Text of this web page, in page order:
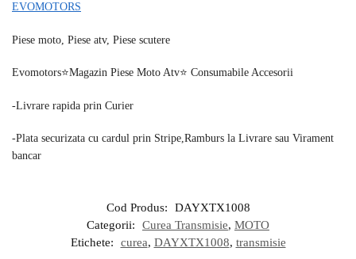
EVOMOTORS
Piese moto, Piese atv, Piese scutere
Evomotors⭐️Magazin Piese Moto Atv⭐️ Consumabile Accesorii
-Livrare rapida prin Curier
-Plata securizata cu cardul prin Stripe,Ramburs la Livrare sau Virament
bancar
Cod Produs:
DAYXTX1008
Categorii:
Curea Transmisie, MOTO
Etichete:
curea, DAYXTX1008, transmisie